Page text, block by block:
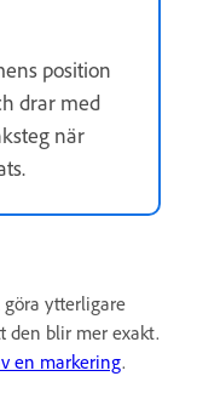
position
drar med
när
ytterligare
den blir mer exakt.
en markering.